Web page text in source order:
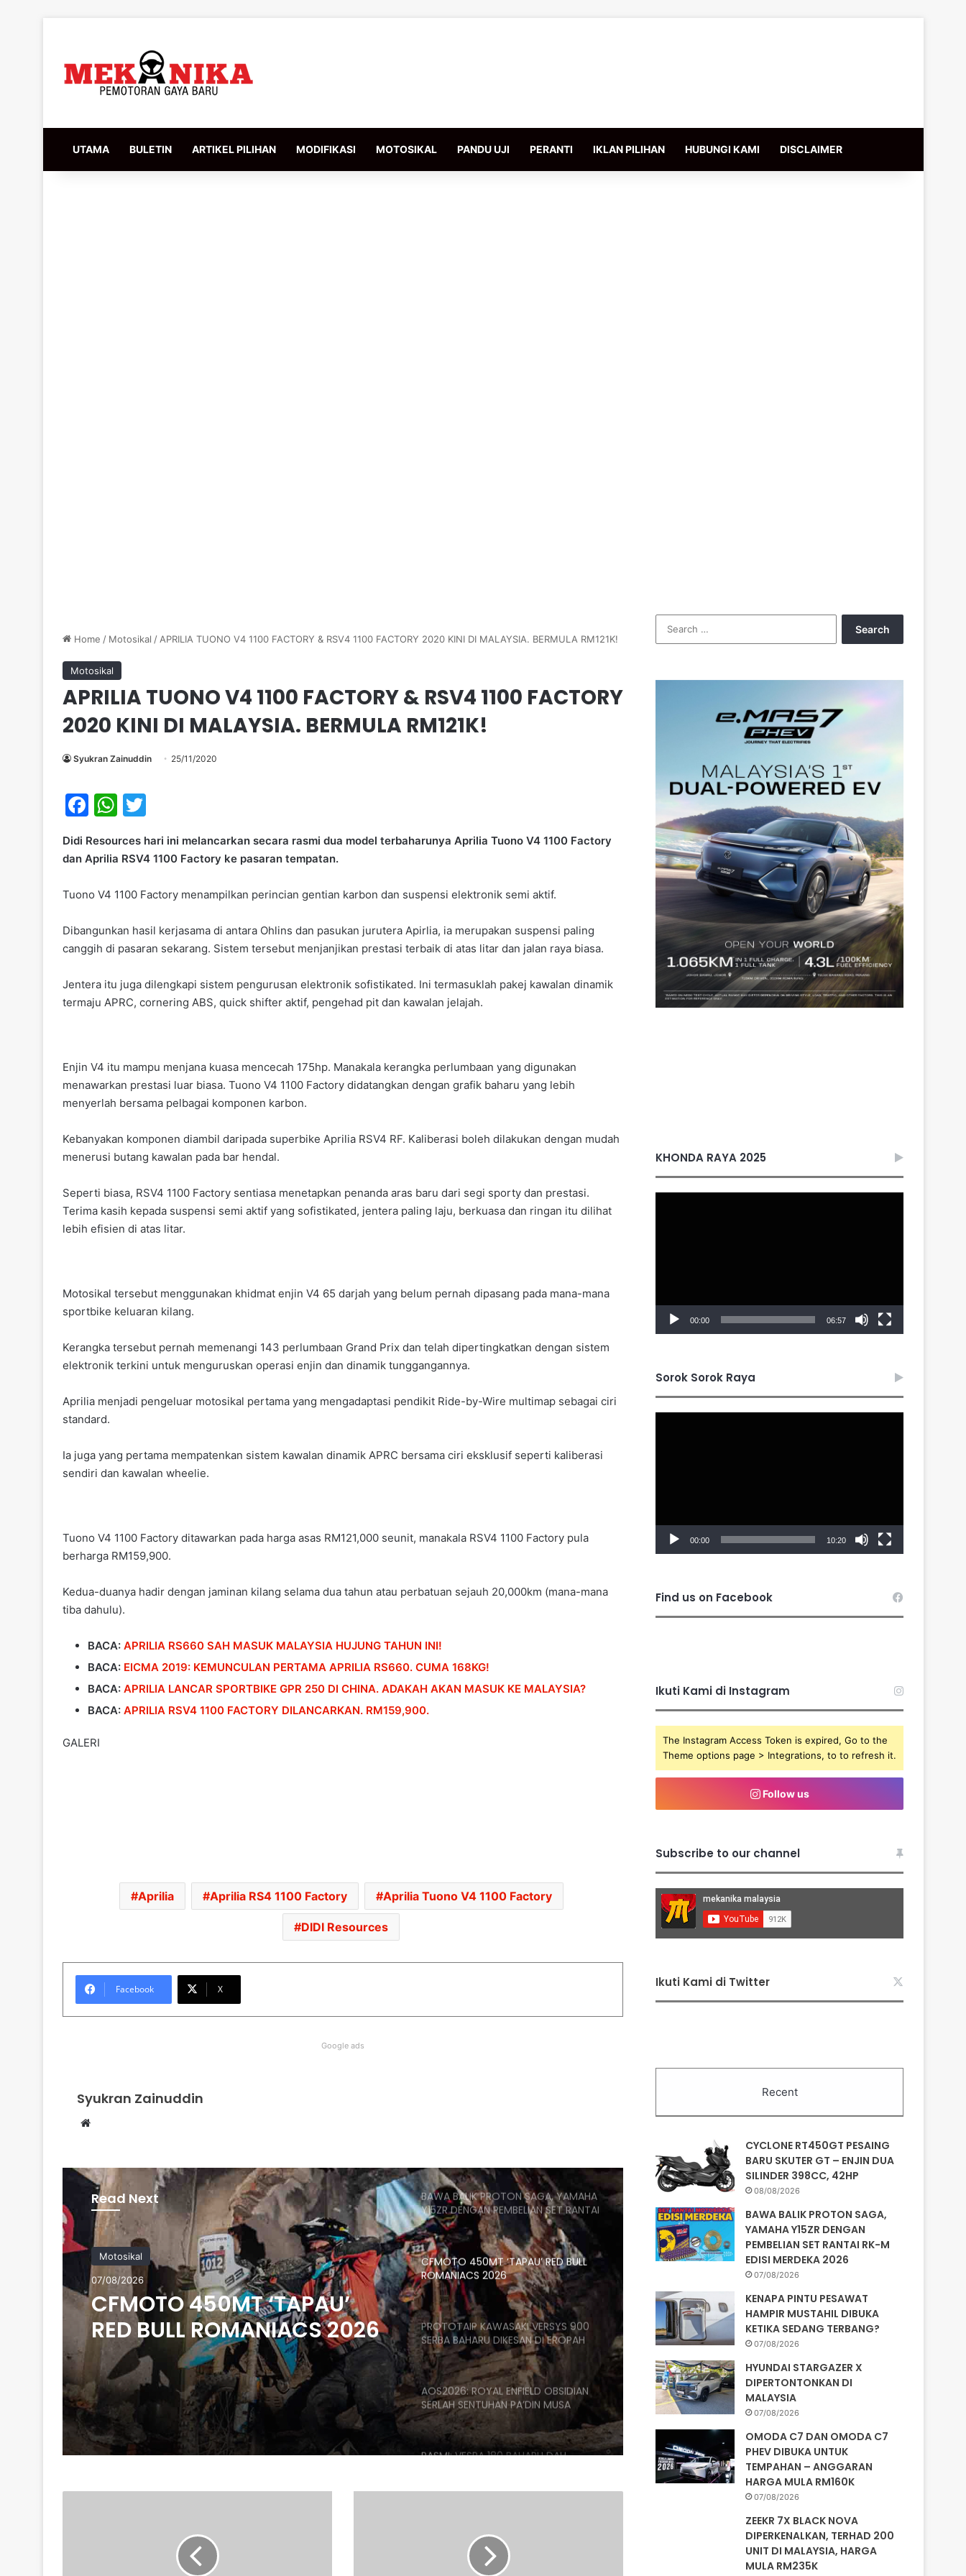
UTAMA BULETIN ARTIKEL PILIHAN MODIFIKASI MOTOSIKAL PANDU UJI PERANTI IKLAN PILIHAN HUBUNGI KAMI DISCLAIMER
Home / Motosikal / APRILIA TUONO V4 1100 FACTORY & RSV4 1100 FACTORY 2020 KINI DI MALAYSIA. BERMULA RM121K!
Motosikal
APRILIA TUONO V4 1100 FACTORY & RSV4 1100 FACTORY
2020 KINI DI MALAYSIA. BERMULA RM121K!
Syukran Zainuddin 25/11/2020
F
c
e
b
o
W
at
A
p
itt
Didi Resources hari ini melancarkan secara rasmi dua model terbaharunya Aprilia Tuono V4 1100 Factory
dan Aprilia RSV4 1100 Factory ke pasaran tempatan.
Tuono V4 1100 Factory menampilkan perincian gentian karbon dan suspensi elektronik semi aktif.
Dibangunkan hasil kerjasama di antara Ohlins dan pasukan jurutera Apirlia, ia merupakan suspensi paling
canggih di pasaran sekarang. Sistem tersebut menjanjikan prestasi terbaik di atas litar dan jalan raya biasa.
Jentera itu juga dilengkapi sistem pengurusan elektronik sofistikated. Ini termasuklah pakej kawalan dinamik
termaju APRC, cornering ABS, quick shifter aktif, pengehad pit dan kawalan jelajah.
Enjin V4 itu mampu menjana kuasa mencecah 175hp. Manakala kerangka perlumbaan yang digunakan
menawarkan prestasi luar biasa. Tuono V4 1100 Factory didatangkan dengan grafik baharu yang lebih
menyerlah bersama pelbagai komponen karbon.
Kebanyakan komponen diambil daripada superbike Aprilia RSV4 RF. Kaliberasi boleh dilakukan dengan mudah
menerusi butang kawalan pada bar hendal.
Seperti biasa, RSV4 1100 Factory sentiasa menetapkan penanda aras baru dari segi sporty dan prestasi.
Terima kasih kepada suspensi semi aktif yang sofistikated, jentera paling laju, berkuasa dan ringan itu dilihat
lebih efisien di atas litar.
Motosikal tersebut menggunakan khidmat enjin V4 65 darjah yang belum pernah dipasang pada mana-mana
sportbike keluaran kilang.
Kerangka tersebut pernah memenangi 143 perlumbaan Grand Prix dan telah dipertingkatkan dengan sistem
elektronik terkini untuk menguruskan operasi enjin dan dinamik tunggangannya.
Aprilia menjadi pengeluar motosikal pertama yang mengadaptasi pendikit Ride-by-Wire multimap sebagai ciri
standard.
Ia juga yang pertama mempatenkan sistem kawalan dinamik APRC bersama ciri eksklusif seperti kaliberasi
sendiri dan kawalan wheelie.
Tuono V4 1100 Factory ditawarkan pada harga asas RM121,000 seunit, manakala RSV4 1100 Factory pula
berharga RM159,900.
Kedua-duanya hadir dengan jaminan kilang selama dua tahun atau perbatuan sejauh 20,000km (mana-mana
tiba dahulu).
BACA: APRILIA RS660 SAH MASUK MALAYSIA HUJUNG TAHUN INI!
BACA: EICMA 2019: KEMUNCULAN PERTAMA APRILIA RS660. CUMA 168KG!
BACA: APRILIA LANCAR SPORTBIKE GPR 250 DI CHINA. ADAKAH AKAN MASUK KE MALAYSIA?
BACA: APRILIA RSV4 1100 FACTORY DILANCARKAN. RM159,900.
GALERI
Aprilia Aprilia RS4 1100 Factory Aprilia Tuono V4 1100 Factory
DIDI Resources
Facebook X
Google ads
Syukran Zainuddin
Read Next
Motosikal
07/08/2026
CFMOTO 450MT ‘TAPAU’
RED BULL ROMANIACS 2026
LIMITED EDITION DIUMUMKAN –
HANYA 688 UNIT, RM17,188
DIUMUMKAN – RM32,900
BAWA BALIK PROTON SAGA, YAMAHA
Y15ZR DENGAN PEMBELIAN SET RANTAI
RK-M EDISI MERDEKA 2026
CFMOTO 450MT ‘TAPAU’ RED BULL
ROMANIACS 2026
PROTOTAIP KAWASAKI VERSYS 900
SERBA BAHARU DIKESAN DI EROPAH
AOS2026: ROYAL ENFIELD OBSIDIAN
SERLAH SENTUHAN PA’DIN MUSA
RASMI: VESPA 180 BAHARU DAH
LIMITED EDITION DIUMUMKAN –
HANYA 688 UNIT, RM17,188
KHONDA RAYA 2025
00:00 06:57
Sorok Sorok Raya
00:00 10:20
Find us on Facebook
Ikuti Kami di Instagram
The Instagram Access Token is expired, Go to the
Theme options page > Integrations, to to refresh it.
Follow us
Subscribe to our channel
Ikuti Kami di Twitter
Recent
CYCLONE RT450GT PESAING
BARU SKUTER GT – ENJIN DUA
SILINDER 398CC, 42HP
08/08/2026
BAWA BALIK PROTON SAGA,
YAMAHA Y15ZR DENGAN
PEMBELIAN SET RANTAI RK-M
EDISI MERDEKA 2026
07/08/2026
KENAPA PINTU PESAWAT
HAMPIR MUSTAHIL DIBUKA
KETIKA SEDANG TERBANG?
07/08/2026
HYUNDAI STARGAZER X
DIPERTONTONKAN DI
MALAYSIA
07/08/2026
OMODA C7 DAN OMODA C7
PHEV DIBUKA UNTUK
TEMPAHAN – ANGGARAN
HARGA MULA RM160K
07/08/2026
ZEEKR 7X BLACK NOVA
DIPERKENALKAN, TERHAD 200
UNIT DI MALAYSIA, HARGA
MULA RM235K